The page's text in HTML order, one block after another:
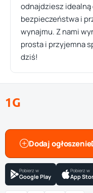
odnajdziesz idealną
bezpieczeństwa i
wynajmu. Z nami
prosta i przyjemna
dziś!
1G
Dodaj ogłoszenie
Pobierz w
Google Play
Pobierz w
App